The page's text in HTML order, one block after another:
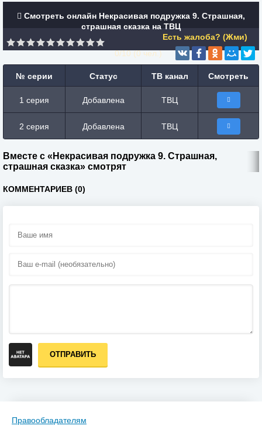
Смотреть онлайн Некрасивая подружка 9. Страшная,
страшная сказка на ТВЦ
Есть жалоба? (Жми)
0/10 (0чел.)
№ серии Статус ТВ канал Смотреть
1 серия Добавлена ТВЦ
2 серия Добавлена ТВЦ
Вместе с «Некрасивая подружка 9. Страшная,
страшная сказка» смотрят
КОММЕНТАРИЕВ (0)
ОТПРАВИТЬ
Правообладателям